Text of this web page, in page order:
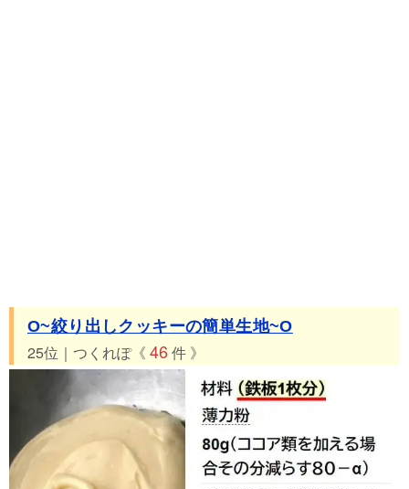
O~絞り出しクッキーの簡単生地~O
25位｜つくれぽ《 46件 》